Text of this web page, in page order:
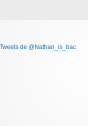
Tweets de @Nathan_is_bac